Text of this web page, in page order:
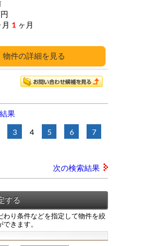
詳細
月 1 ヶ月
果
3 4 5 6 7
次の検索結果
り条件などを指定して物件を絞
できます。